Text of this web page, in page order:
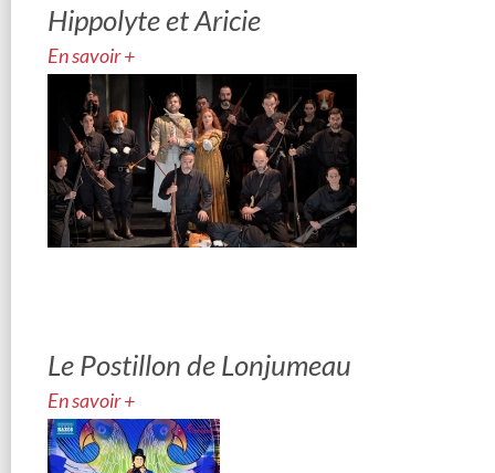
Hippolyte et Aricie
En savoir +
Le Postillon de Lonjumeau
En savoir +